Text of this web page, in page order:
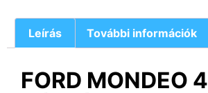
Leírás További információk
FORD MONDEO 4